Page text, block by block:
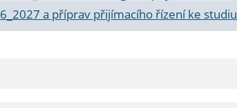
a příprav přijímacího řízení ke